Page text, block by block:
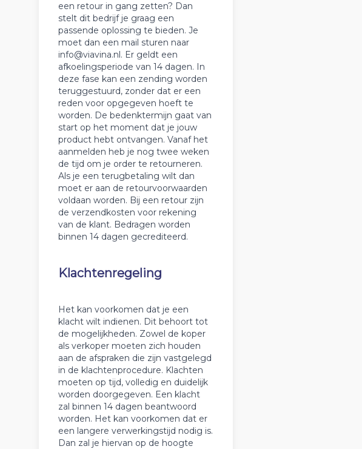
een retour in gang zetten? Dan
stelt dit bedrijf je graag een
passende oplossing te bieden. Je
moet dan een mail sturen naar
info@viavina.nl. Er geldt een
afkoelingsperiode van 14 dagen. In
deze fase kan een zending worden
teruggestuurd, zonder dat er een
reden voor opgegeven hoeft te
worden. De bedenktermijn gaat van
start op het moment dat je jouw
product hebt ontvangen. Vanaf het
aanmelden heb je nog twee weken
de tijd om je order te retourneren.
Als je een terugbetaling wilt dan
moet er aan de retourvoorwaarden
voldaan worden. Bij een retour zijn
de verzendkosten voor rekening
van de klant. Bedragen worden
binnen 14 dagen gecrediteerd.
Klachtenregeling
Het kan voorkomen dat je een
klacht wilt indienen. Dit behoort tot
de mogelijkheden. Zowel de koper
als verkoper moeten zich houden
aan de afspraken die zijn vastgelegd
in de klachtenprocedure. Klachten
moeten op tijd, volledig en duidelijk
worden doorgegeven. Een klacht
zal binnen 14 dagen beantwoord
worden. Het kan voorkomen dat er
een langere verwerkingstijd nodig is.
Dan zal je hiervan op de hoogte